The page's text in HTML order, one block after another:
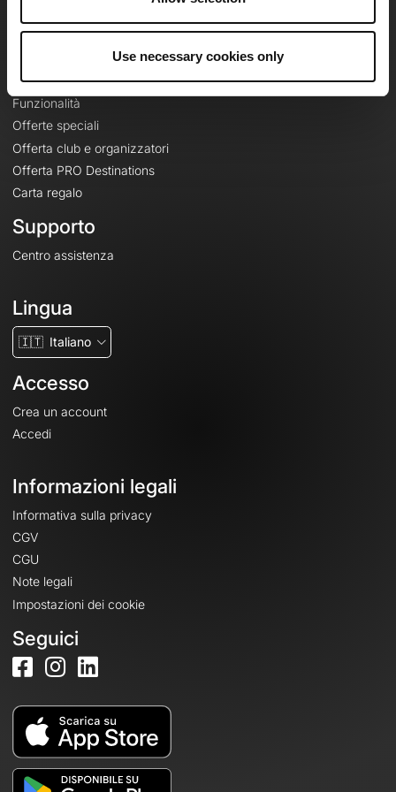
Use necessary cookies only
Le Mag'
Mappe di base topografiche
Funzionalità
Offerte speciali
Offerta club e organizzatori
Offerta PRO Destinations
Carta regalo
Supporto
Centro assistenza
Lingua
🇮🇹 Italiano
Accesso
Crea un account
Accedi
Informazioni legali
Informativa sulla privacy
CGV
CGU
Note legali
Impostazioni dei cookie
Seguici